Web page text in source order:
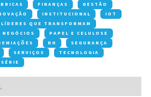
FINANÇAS
GESTÃO
INSTITUCIONAL
IOT
LÍDERES QUE TRANSFORMAM
NEGÓCIOS
PAPEL E CELULOSE
RH
SEGURANÇA
SERVIÇOS
TECNOLOGIA